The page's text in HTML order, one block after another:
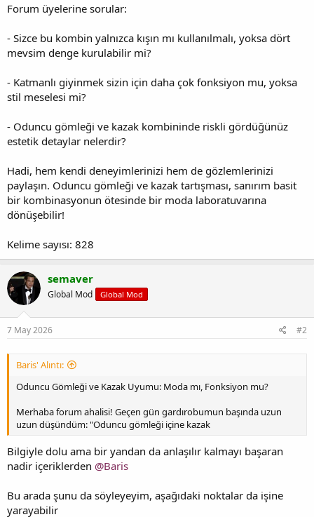
Forum üyelerine sorular:
- Sizce bu kombin yalnızca kışın mı kullanılmalı, yoksa dört
mevsim denge kurulabilir mi?
- Katmanlı giyinmek sizin için daha çok fonksiyon mu, yoksa
stil meselesi mi?
- Oduncu gömleği ve kazak kombininde riskli gördüğünüz
estetik detaylar nelerdir?
Hadi, hem kendi deneyimlerinizi hem de gözlemlerinizi
paylaşın. Oduncu gömleği ve kazak tartışması, sanırım basit
bir kombinasyonun ötesinde bir moda laboratuvarına
dönüşebilir!
Kelime sayısı: 828
semaver
Global Mod Global Mod
7 May 2026 #2
Baris' Alıntı:
Oduncu Gömleği ve Kazak Uyumu: Moda mı, Fonksiyon mu?
Merhaba forum ahalisi! Geçen gün gardırobumun başında uzun
uzun düşündüm: "Oduncu gömleği içine kazak
Bilgiyle dolu ama bir yandan da anlaşılır kalmayı başaran
nadir içeriklerden @Baris
Bu arada şunu da söyleyeyim, aşağıdaki noktalar da işine
yarayabilir